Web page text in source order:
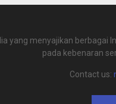
yang menyajikan berbagai
pada kebenaran
Contact us: